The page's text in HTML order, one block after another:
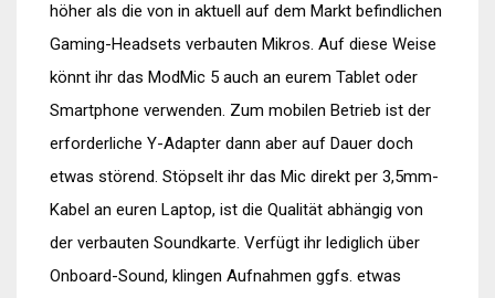
höher als die von in aktuell auf dem Markt befindlichen
Gaming-Headsets verbauten Mikros. Auf diese Weise
könnt ihr das ModMic 5 auch an eurem Tablet oder
Smartphone verwenden. Zum mobilen Betrieb ist der
erforderliche Y-Adapter dann aber auf Dauer doch
etwas störend. Stöpselt ihr das Mic direkt per 3,5mm-
Kabel an euren Laptop, ist die Qualität abhängig von
der verbauten Soundkarte. Verfügt ihr lediglich über
Onboard-Sound, klingen Aufnahmen ggfs. etwas